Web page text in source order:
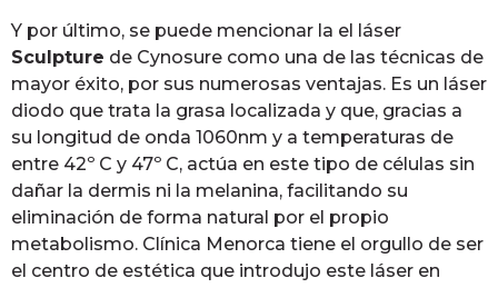
Y por último, se puede mencionar la el láser
Sculpture de Cynosure como una de las técnicas de
mayor éxito, por sus numerosas ventajas. Es un láser
diodo que trata la grasa localizada y que, gracias a
su longitud de onda 1060nm y a temperaturas de
entre 42º C y 47º C, actúa en este tipo de células sin
dañar la dermis ni la melanina, facilitando su
eliminación de forma natural por el propio
metabolismo. Clínica Menorca tiene el orgullo de ser
el centro de estética que introdujo este láser en